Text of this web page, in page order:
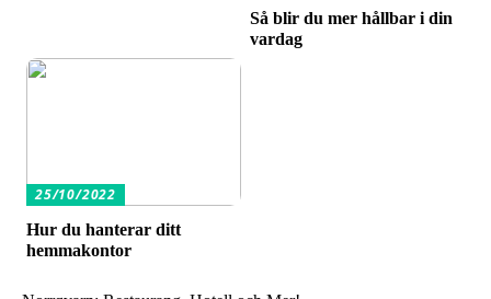
Så blir du mer hållbar i din
vardag
25/10/2022
Hur du hanterar ditt
hemmakontor